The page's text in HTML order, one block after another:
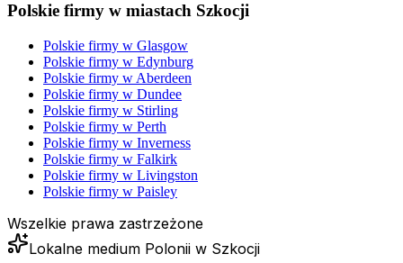
Polskie firmy w miastach Szkocji
Polskie firmy w Glasgow
Polskie firmy w Edynburg
Polskie firmy w Aberdeen
Polskie firmy w Dundee
Polskie firmy w Stirling
Polskie firmy w Perth
Polskie firmy w Inverness
Polskie firmy w Falkirk
Polskie firmy w Livingston
Polskie firmy w Paisley
Wszelkie prawa zastrzeżone
Lokalne medium Polonii w Szkocji